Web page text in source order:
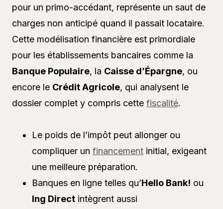
pour un primo-accédant, représente un saut de
charges non anticipé quand il passait locataire.
Cette modélisation financière est primordiale
pour les établissements bancaires comme la
Banque Populaire, la Caisse d’Épargne, ou
encore le Crédit Agricole, qui analysent le
dossier complet y compris cette fiscalité.
Le poids de l’impôt peut allonger ou
compliquer un financement initial, exigeant
une meilleure préparation.
Banques en ligne telles qu’Hello Bank! ou
Ing Direct intègrent aussi